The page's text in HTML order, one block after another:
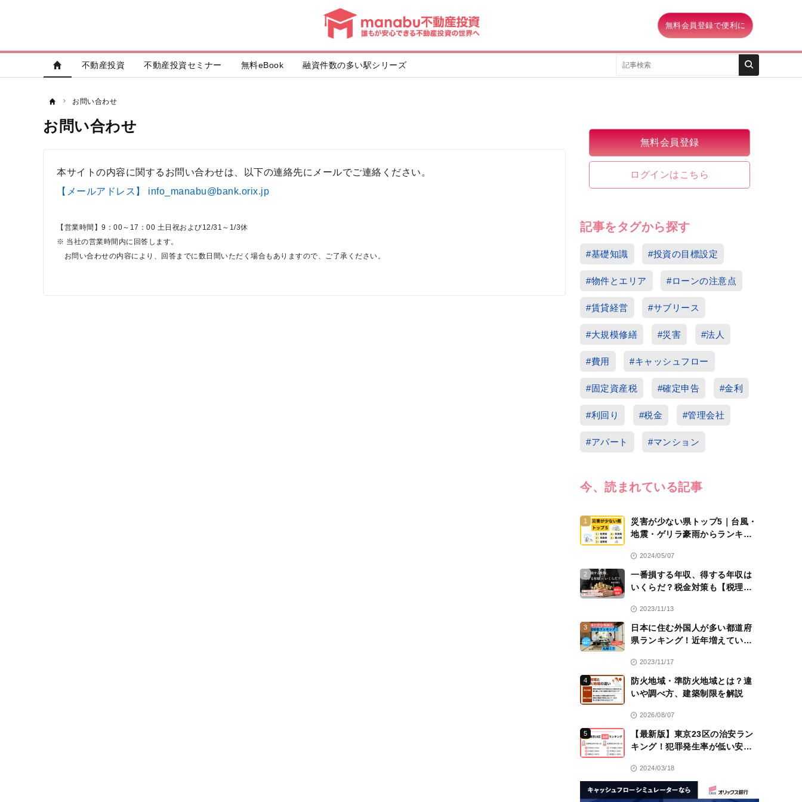
無料会員登録で便利に
不動産投資 不動産投資セミナー 無料eBook 融資件数の多い駅シリーズ
お問い合わせ
お問い合わせ
本サイトの内容に関するお問い合わせは、以下の連絡先にメールでご連絡ください。
【メールアドレス】 info_manabu@bank.orix.jp
【営業時間】9：00～17：00 土日祝および12/31～1/3休
※ 当社の営業時間内に回答します。
お問い合わせの内容により、回答までに数日間いただく場合もありますので、ご了承ください。
無料会員登録
ログインはこちら
記事をタグから探す
#基礎知識 #投資の目標設定
#物件とエリア #ローンの注意点
#賃貸経営 #サブリース
#大規模修繕 #災害 #法人
#費用 #キャッシュフロー
#固定資産税 #確定申告 #金利
#利回り #税金 #管理会社
#アパート #マンション
今、読まれている記事
1
災害が少ない県トップ5｜台風・
地震・ゲリラ豪雨からランキン
2024/05/07
2
一番損する年収、得する年収は
いくらだ？税金対策も【税理士
2023/11/13
3
日本に住む外国人が多い都道府
県ランキング！近年増えている
2023/11/17
4
防火地域・準防火地域とは？違
いや調べ方、建築制限を解説
2026/08/07
5
【最新版】東京23区の治安ラン
キング！犯罪発生率が低い安全
2024/03/18